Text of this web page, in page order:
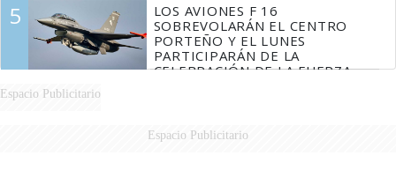
5
LOS AVIONES F 16
SOBREVOLARÁN EL CENTRO
PORTEÑO Y EL LUNES
PARTICIPARÁN DE LA
CELEBRACIÓN DE LA FUERZA
Espacio Publicitario
Espacio Publicitario